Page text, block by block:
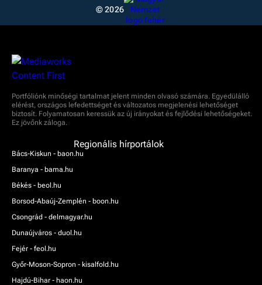
© 2026
Portfóliónk minőségi tartalmat jelent minden olvasó számára. Egyedülálló
elérést, országos lefedettséget és változatos megjelenési lehetőséget
biztosít. Folyamatosan keressük az új irányokat és fejlődési lehetőségeket.
Ez jövőnk záloga.
Regionális hírportálok
Bács-Kiskun - baon.hu
Baranya - bama.hu
Békés - beol.hu
Borsod-Abaúj-Zemplén - boon.hu
Csongrád - delmagyar.hu
Dunaújváros - duol.hu
Fejér - feol.hu
Győr-Moson-Sopron - kisalfold.hu
Hajdú-Bihar - haon.hu